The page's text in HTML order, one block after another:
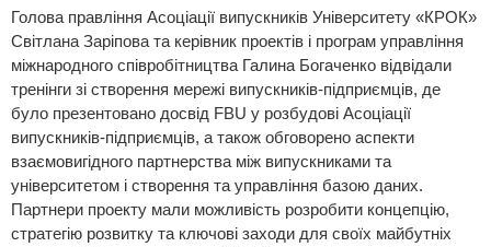
Голова правління Асоціації випускників Університету «КРОК»
Світлана Заріпова та керівник проектів і програм управління
міжнародного співробітництва Галина Богаченко відвідали
тренінги зі створення мережі випускників-підприємців, де
було презентовано досвід FBU у розбудові Асоціації
випускників-підприємців, а також обговорено аспекти
взаємовигідного партнерства між випускниками та
університетом і створення та управління базою даних.
Партнери проекту мали можливість розробити концепцію,
стратегію розвитку та ключові заходи для своїх майбутніх